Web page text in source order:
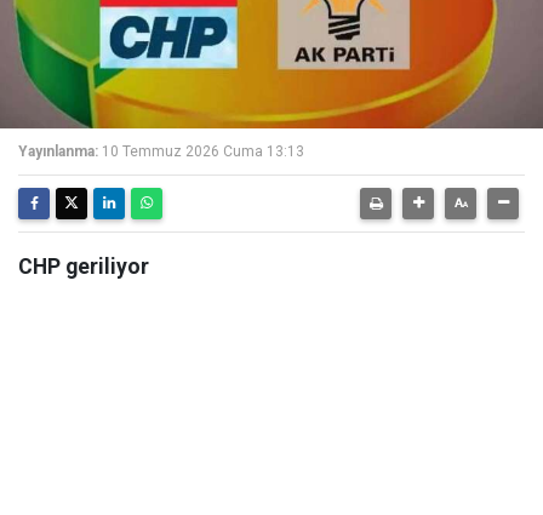
Yayınlanma: 10 Temmuz 2026 Cuma 13:13
CHP geriliyor